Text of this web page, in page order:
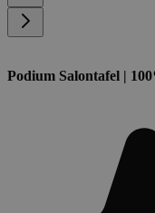
Podium Salontafel |